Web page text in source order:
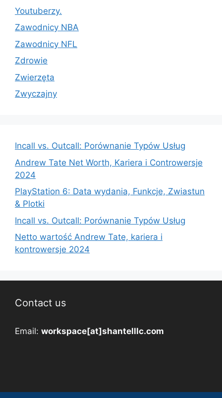
Youtuberzy.
Zawodnicy NBA
Zawodnicy NFL
Zdrowie
Zwierzęta
Zwyczajny
Incall vs. Outcall: Porównanie Typów Usług
Andrew Tate Net Worth, Kariera i Controwersje
2024
PlayStation 6: Data wydania, Funkcje, Zwiastun
& Plotki
Incall vs. Outcall: Porównanie Typów Usług
Netto wartość Andrew Tate, kariera i
kontrowersje 2024
Contact us
Email: workspace[at]shantelllc.com